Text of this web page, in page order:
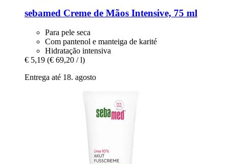
sebamed Creme de Mãos Intensive, 75 ml
Para pele seca
Com pantenol e manteiga de karité
Hidratação intensiva
€ 5,19 (€ 69,20 / l)
Entrega até 18. agosto